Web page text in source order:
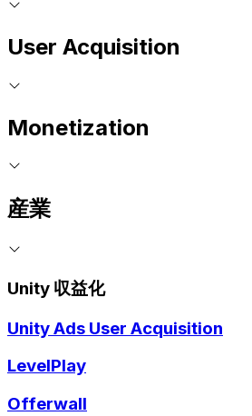
User Acquisition
Monetization
産業
Unity 収益化
Unity Ads User Acquisition
LevelPlay
Offerwall